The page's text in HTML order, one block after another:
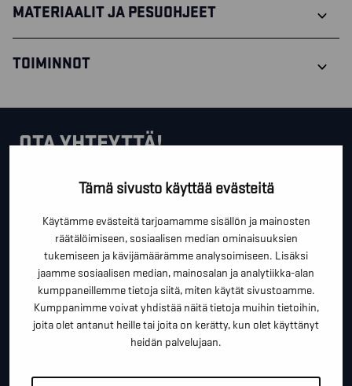
Tämä sivusto käyttää evästeitä
Käytämme evästeitä tarjoamamme sisällön ja mainosten
räätälöimiseen, sosiaalisen median ominaisuuksien
tukemiseen ja kävijämäärämme analysoimiseen. Lisäksi
jaamme sosiaalisen median, mainosalan ja analytiikka-alan
kumppaneillemme tietoja siitä, miten käytät sivustoamme.
Kumppanimme voivat yhdistää näitä tietoja muihin tietoihin,
joita olet antanut heille tai joita on kerätty, kun olet käyttänyt
heidän palvelujaan.
MATERIAALIT JA PESUOHJEET
TOIMINNOT
OTA YHTEYTTÄ!
Tällä lomakkeella voit kysyä lisäinfoa, pyytää ilmaista
terveisiä!
" näyttää pakolliset kentät
ETUNIMI SUKUNIMI *